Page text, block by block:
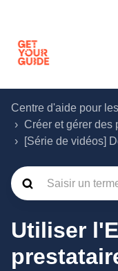
Centre d'aide pour
Créer et gérer des
[Série de vidéos]
Utiliser